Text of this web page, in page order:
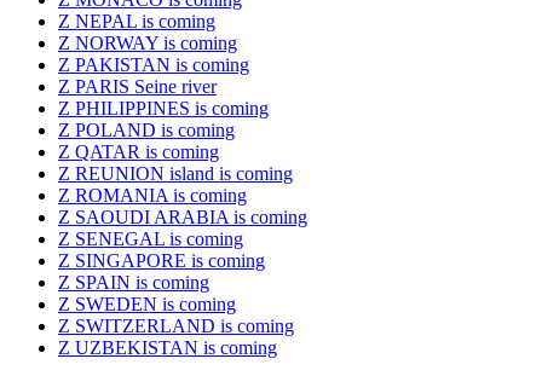
Z NEPAL is coming
Z NORWAY is coming
Z PAKISTAN is coming
Z PARIS Seine river
Z PHILIPPINES is coming
Z POLAND is coming
Z QATAR is coming
Z REUNION island is coming
Z ROMANIA is coming
Z SAOUDI ARABIA is coming
Z SENEGAL is coming
Z SINGAPORE is coming
Z SPAIN is coming
Z SWEDEN is coming
Z SWITZERLAND is coming
Z UZBEKISTAN is coming